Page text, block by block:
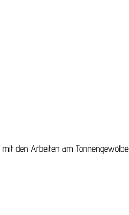
den Arbeiten am Tonnengewölbe.